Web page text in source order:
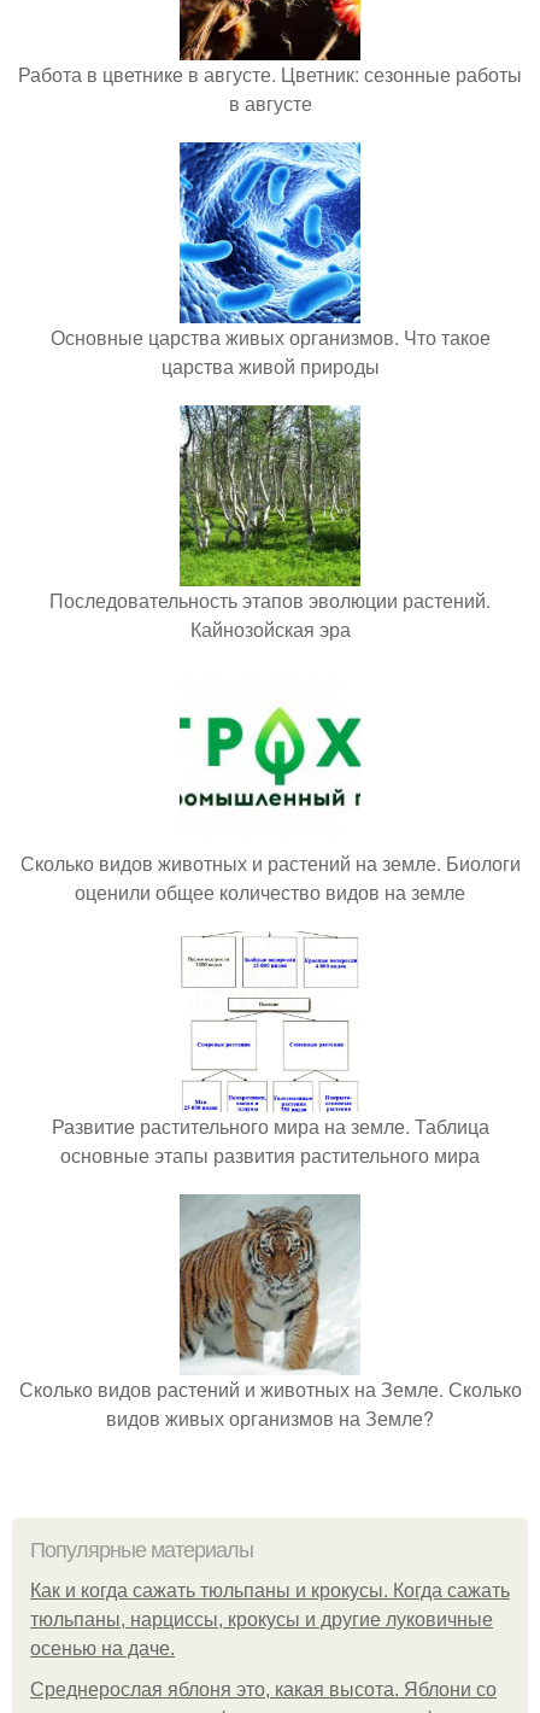
Работа в цветнике в августе. Цветник: сезонные работы
в августе
Основные царства живых организмов. Что такое
царства живой природы
Последовательность этапов эволюции растений.
Кайнозойская эра
Сколько видов животных и растений на земле. Биологи
оценили общее количество видов на земле
Развитие растительного мира на земле. Таблица
основные этапы развития растительного мира
Сколько видов растений и животных на Земле. Сколько
видов живых организмов на Земле?
Популярные материалы
Как и когда сажать тюльпаны и крокусы. Когда сажать
тюльпаны, нарциссы, крокусы и другие луковичные
осенью на даче.
Среднерослая яблоня это, какая высота. Яблони со